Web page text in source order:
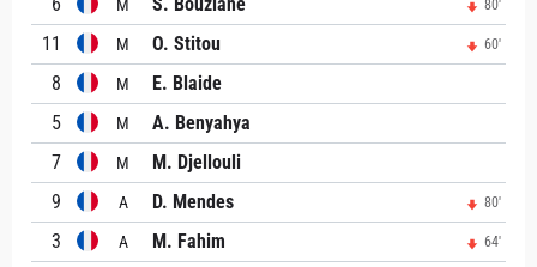
M 80'
11 M O. Stitou 60'
8 M
E. Blaide
5
M
A. Benyahya
7
M
M. Djellouli
9
A D. Mendes 80'
3 A M. Fahim 64'